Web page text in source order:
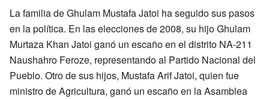
La familia de Ghulam Mustafa Jatoi ha seguido sus pasos
en la política. En las elecciones de 2008, su hijo Ghulam
Murtaza Khan Jatoi ganó un escaño en el distrito NA-211
Naushahro Feroze, representando al Partido Nacional del
Pueblo. Otro de sus hijos, Mustafa Arif Jatoi, quien fue
ministro de Agricultura, ganó un escaño en la Asamblea